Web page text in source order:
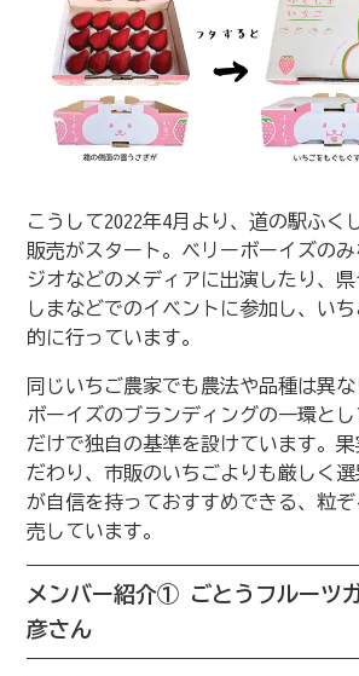
こうして2022年4月より、道の駅ふく
販売がスタート。ベリーボーイズのみ
ジオなどのメディアに出演したり、県
しまなどでのイベントに参加し、いち
的に行っています。
同じいちご農家でも農法や品種は異
ボーイズのブランディングの一環と
だけで独自の基準を設けています。
だわり、市販のいちごよりも厳しく
が自信を持っておすすめできる、粒
売しています。
メンバー紹介① ごとうフルーツ
彦さん